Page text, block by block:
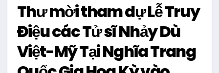
Thư mời tham dự Lễ Truy
Điệu các Tử sĩ Nhảy Dù
Việt-Mỹ Tại Nghĩa Trang